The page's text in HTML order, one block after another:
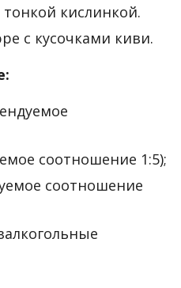
кислинкой.
с кусочками киви.
соотношение 1:5);
соотношение